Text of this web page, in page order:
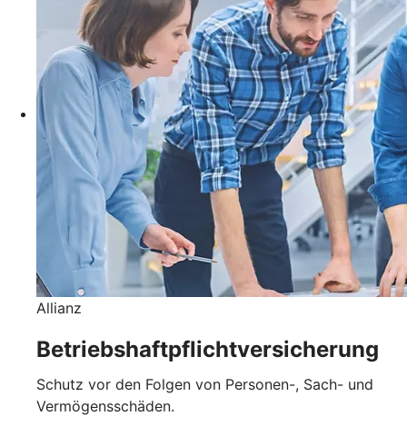
Allianz
Betriebshaftpflichtversicherung
Schutz vor den Folgen von Personen-, Sach- und
Vermögensschäden.